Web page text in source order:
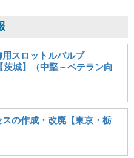
スロットルバルブ
城】（中堅～ベテラン向
の作成・改廃【東京・栃